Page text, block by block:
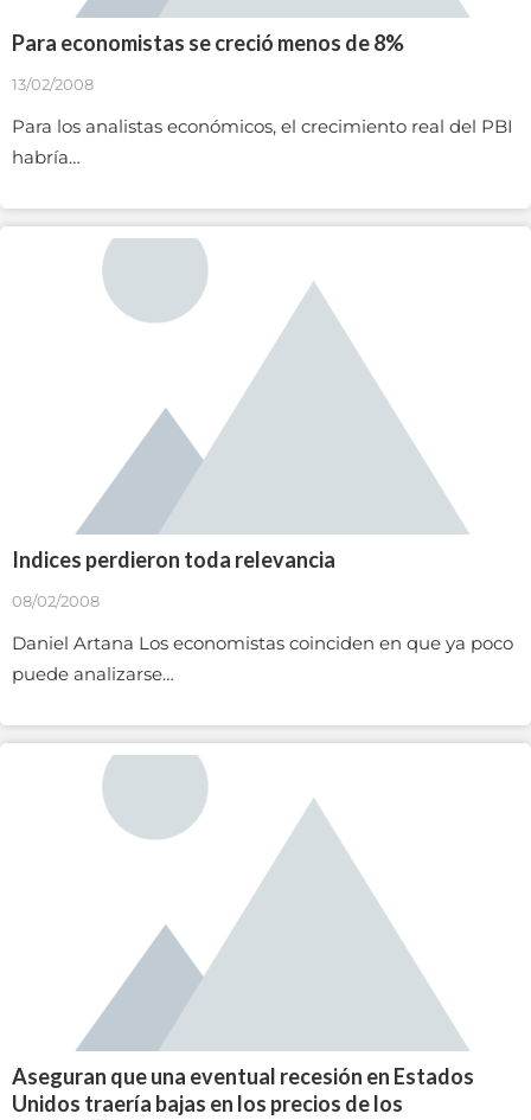
Para economistas se creció menos de 8%
13/02/2008
Para los analistas económicos, el crecimiento real del PBI
habría…
Indices perdieron toda relevancia
08/02/2008
Daniel Artana Los economistas coinciden en que ya poco
puede analizarse…
Aseguran que una eventual recesión en Estados
Unidos traería bajas en los precios de los